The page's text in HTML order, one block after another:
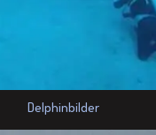
Delphinbilder